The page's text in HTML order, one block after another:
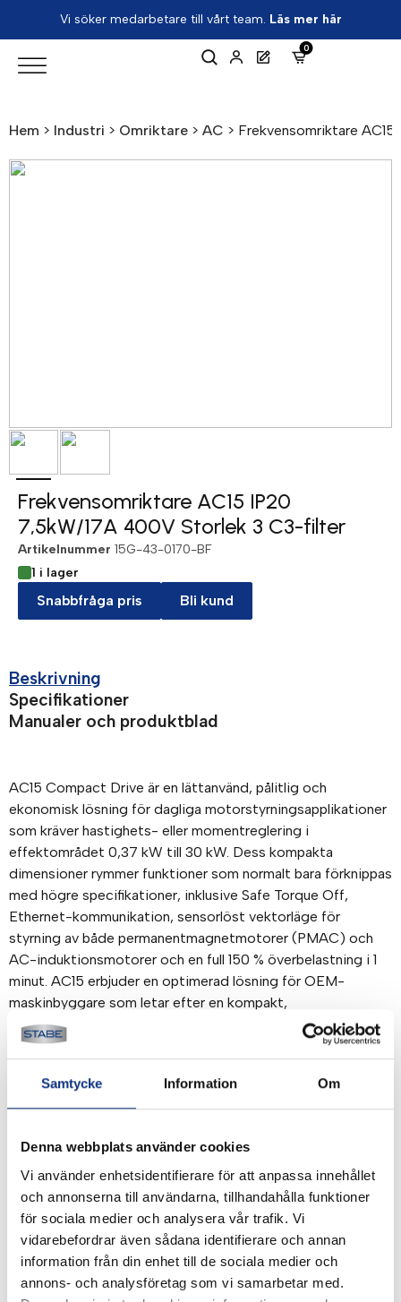
Samtycke Information Om
Denna webbplats använder cookies
Vi använder enhetsidentifierare för att anpassa innehållet
och annonserna till användarna, tillhandahålla funktioner
för sociala medier och analysera vår trafik. Vi
vidarebefordrar även sådana identifierare och annan
information från din enhet till de sociala medier och
annons- och analysföretag som vi samarbetar med.
Vi söker medarbetare till vårt team. Läs mer här
0
Hem > Industri > Omriktare > AC > Frekvensomriktare
Frekvensomriktare AC15 IP20
7,5kW/17A 400V Storlek 3 C3-filter
Artikelnummer 15G-43-0170-BF
1 i lager
Snabbfråga pris Bli kund
Beskrivning
Specifikationer
Manualer och produktblad
AC15 Compact Drive är en lättanvänd, pålitlig och
ekonomisk lösning för dagliga motorstyrningsapplikationer
som kräver hastighets- eller momentreglering i
effektområdet 0,37 kW till 30 kW. Dess kompakta
dimensioner rymmer funktioner som normalt bara förknippas
med högre specifikationer, inklusive Safe Torque Off,
Ethernet-kommunikation, sensorlöst vektorläge för
styrning av både permanentmagnetmotorer (PMAC) och
AC-induktionsmotorer och en full 150 % överbelastning i 1
minut. AC15 erbjuder en optimerad lösning för OEM-
maskinbyggare som letar efter en kompakt,
kostnadseffektiv drivenhet utan att kompromissa med
prestandan.
DSELite-programvaruverktyget
• Inbyggd Ethernet-port för programmering och Modbus
TCPIP-kommunikation
• Rensa ett intuitivt tangentbord för lokal installation och
kontroll
• Inga komplexa alternativ/konfiguratorer – alla funktioner
finns i basväxelriktaren